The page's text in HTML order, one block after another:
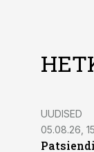
UUDISED
05.08.26,